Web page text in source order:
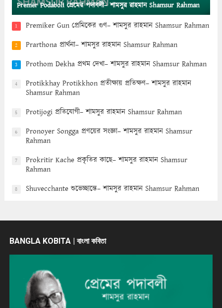
Premer Podaboli প্রেমের পদাবলী– শামসুর রাহমান Shamsur Rahman
1 Premiker Gun প্রেমিকের গুণ– শামসুর রাহমান Shamsur Rahman
2 Prarthona প্রার্থনা– শামসুর রাহমান Shamsur Rahman
3 Prothom Dekha প্রথম দেখা– শামসুর রাহমান Shamsur Rahman
4
Protikkhay Protikkhon প্রতীক্ষায় প্রতিক্ষণ– শামসুর রাহমান
Shamsur Rahman
5 Protijogi প্রতিযোগী– শামসুর রাহমান Shamsur Rahman
6
Pronoyer Songga প্রণয়ের সংজ্ঞা– শামসুর রাহমান Shamsur
Rahman
7
Prokritir Kache প্রকৃতির কাছে– শামসুর রাহমান Shamsur
Rahman
8 Shuvecchante শুভেচ্ছান্তে– শামসুর রাহমান Shamsur Rahman
BANGLA KOBITA | বাংলা কবিতা